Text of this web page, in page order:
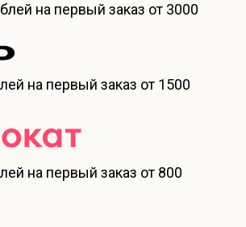
на первый заказ от 3000
на первый заказ от 1500
на первый заказ от 800